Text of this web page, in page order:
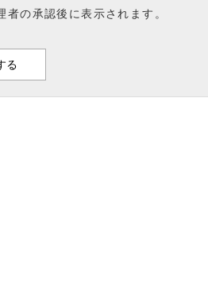
者の承認後に表示されます。